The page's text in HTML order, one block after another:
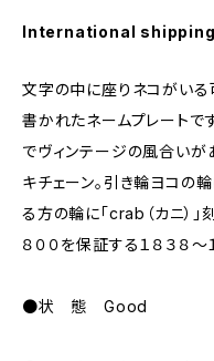
International
文字の中に座りネコがいる
書かれたネームプレートで
でヴィンテージの風合いが
キチェーン。引き輪ヨコの
る方の輪に「crab（カニ）
８００を保証する１８３８
●状 態 Good